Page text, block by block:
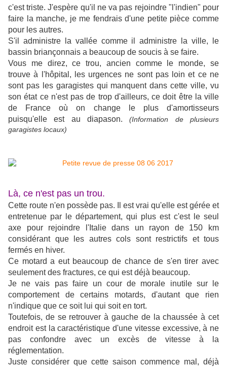
c'est triste. J'espère qu'il ne va pas rejoindre "l'indien" pour
faire la manche, je me fendrais d'une petite pièce comme
pour les autres.
S'il administre la vallée comme il administre la ville, le
bassin briançonnais a beaucoup de soucis à se faire.
Vous me direz, ce trou, ancien comme le monde, se
trouve à l'hôpital, les urgences ne sont pas loin et ce ne
sont pas les garagistes qui manquent dans cette ville, vu
son état ce n'est pas de trop d'ailleurs, ce doit être la ville
de France où on change le plus d'amortisseurs
puisqu'elle est au diapason.(Information de plusieurs
garagistes locaux)
Là, ce n'est pas un trou.
Cette route n'en possède pas. Il est vrai qu'elle est gérée et
entretenue par le département, qui plus est c'est le seul
axe pour rejoindre l'Italie dans un rayon de 150 km
considérant que les autres cols sont restrictifs et tous
fermés en hiver.
Ce motard a eut beaucoup de chance de s'en tirer avec
seulement des fractures, ce qui est déjà beaucoup.
Je ne vais pas faire un cour de morale inutile sur le
comportement de certains motards, d'autant que rien
n'indique que ce soit lui qui soit en tort.
Toutefois, de se retrouver à gauche de la chaussée à cet
endroit est la caractéristique d'une vitesse excessive, à ne
pas confondre avec un excès de vitesse à la
réglementation.
Juste considérer que cette saison commence mal, déjà